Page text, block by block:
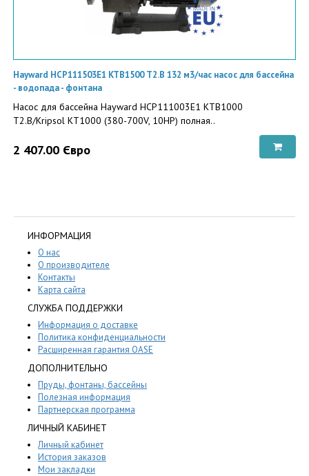
Hayward HCP111503E1 KTB1500 T2.B 132 м3/час насос для бассейна
- водопада - фонтана
Насос для бассейна Hayward HCP111003E1 KTB1000
T2.B/Kripsol KT1000 (380-700V, 10HP) полная..
2 407.00 Євро
ИНФОРМАЦИЯ
О нас
О производителе
Контакты
Карта сайта
СЛУЖБА ПОДДЕРЖКИ
Информация о доставке
Политика конфиденциальности
Расширенная гарантия OASE
ДОПОЛНИТЕЛЬНО
Пруды, фонтаны, бассейны
Полезная информация
Партнерская программа
ЛИЧНЫЙ КАБИНЕТ
Личный кабинет
История заказов
Мои закладки